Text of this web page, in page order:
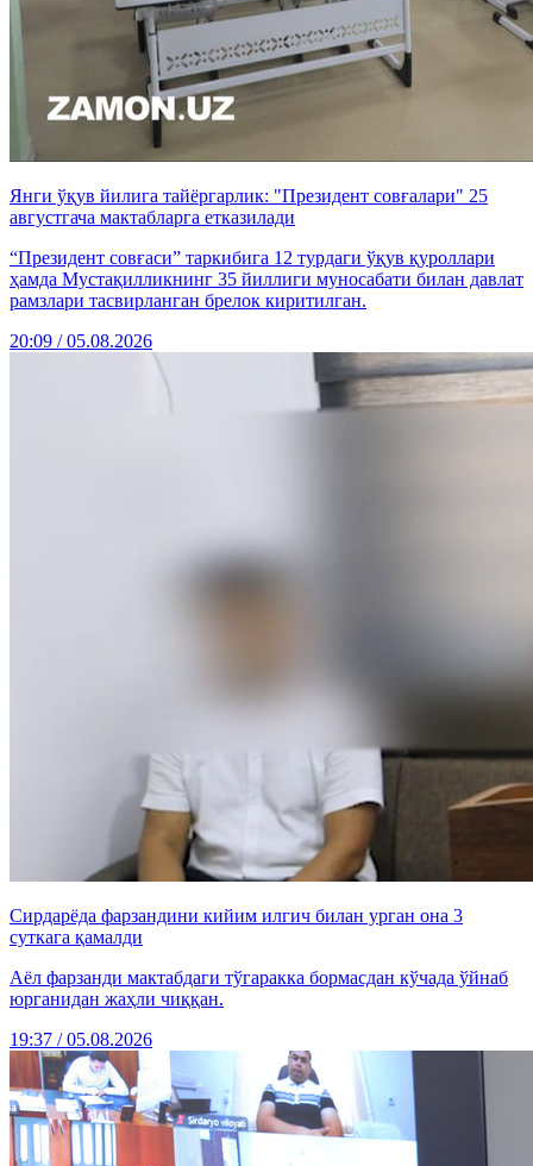
Янги ўқув йилига тайёргарлик: "Президент совғалари" 25
августгача мактабларга етказилади
“Президент совғаси” таркибига 12 турдаги ўқув қуроллари
ҳамда Мустақилликнинг 35 йиллиги муносабати билан давлат
рамзлари тасвирланган брелок киритилган.
20:09 / 05.08.2026
Сирдарёда фарзандини кийим илгич билан урган она 3
суткага қамалди
Аёл фарзанди мактабдаги тўгаракка бормасдан кўчада ўйнаб
юрганидан жаҳли чиққан.
19:37 / 05.08.2026